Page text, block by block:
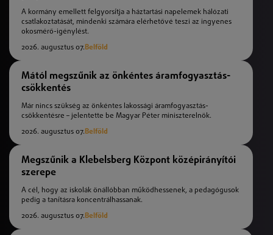
A kormány emellett felgyorsítja a háztartási napelemek hálózati
csatlakoztatását, mindenki számára elérhetővé teszi az ingyenes
okosmérő-igénylést.
2026. augusztus 07.Belföld
Mától megszűnik az önkéntes áramfogyasztás-
csökkentés
Már nincs szükség az önkéntes lakossági áramfogyasztás-
csökkentésre – jelentette be Magyar Péter miniszterelnök.
2026. augusztus 07.Belföld
Megszűnik a Klebelsberg Központ középirányítói
szerepe
A cél, hogy az iskolák önállóbban működhessenek, a pedagógusok
pedig a tanításra koncentrálhassanak.
2026. augusztus 07.Belföld